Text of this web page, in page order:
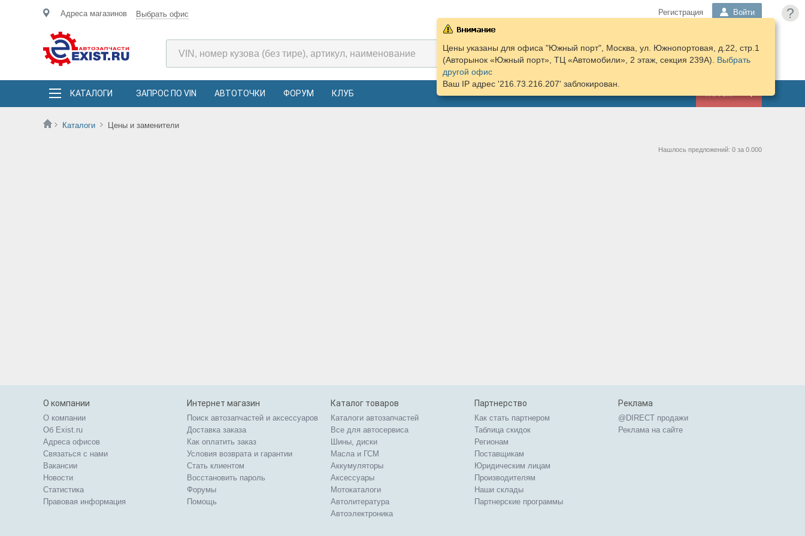
?
Адреса магазинов Выбрать офис Регистрация Войти
КОРЗИНА
ПОДОБРАТЬ
ЗАПЧАСТИ
КАТАЛОГИ ЗАПРОС ПО VIN АВТОТОЧКИ ФОРУМ КЛУБ
Каталоги Цены и заменители
Цены указаны для офиса "Южный порт", Москва, ул. Южнопортовая, д.22, стр.1
(Авторынок «Южный порт», ТЦ «Автомобили», 2 этаж, секция 239А). Выбрать
другой офис
Ваш IP адрес '216.73.216.207' заблокирован.
Нашлось предложений: 0 за 0.000
О компании
О компании
Об Exist.ru
Адреса офисов
Связаться с нами
Вакансии
Новости
Статистика
Правовая информация
Интернет магазин
Поиск автозапчастей и аксессуаров
Доставка заказа
Как оплатить заказ
Условия возврата и гарантии
Стать клиентом
Восстановить пароль
Форумы
Помощь
Каталог товаров
Каталоги автозапчастей
Все для автосервиса
Шины, диски
Масла и ГСМ
Аккумуляторы
Аксессуары
Мотокаталоги
Автолитература
Автоэлектроника
Партнерство
Как стать партнером
Таблица скидок
Регионам
Поставщикам
Юридическим лицам
Производителям
Наши склады
Партнерские программы
Реклама
@DIRECT продажи
Реклама на сайте